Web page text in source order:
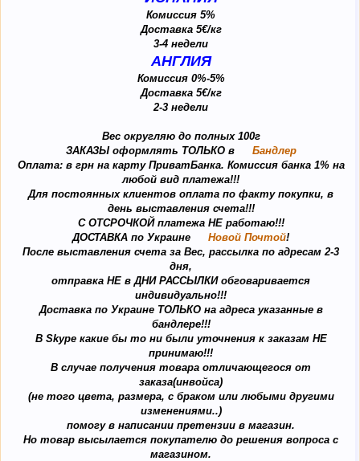
Комиссия 5%
Доставка 5€/кг
3-4 недели
АНГЛИЯ
Комиссия 0%-5%
Доставка 5€/кг
2-3 недели
Вес округляю до полных 100г
ЗАКАЗЫ оформлять ТОЛЬКО в
Бандлер
Оплата: в грн на карту ПриватБанка. Комиссия банка 1% на
любой вид платежа!!!
Для постоянных клиентов оплата по факту покупки, в
день выставления счета!!!
С ОТСРОЧКОЙ платежа НЕ работаю!!!
ДОСТАВКА по Украине
Новой Почтой!
После выставления счета за Вес, рассылка по адресам 2-3
дня,
отправка НЕ в ДНИ РАССЫЛКИ обговаривается
индивидуально!!!
Доставка по Украине ТОЛЬКО на адреса указанные в
бандлере!!!
В Skype какие бы то ни были уточнения к заказам НЕ
принимаю!!!
В случае получения товара отличающегося от
заказа(инвойса)
(не того цвета, размера, с браком или любыми другими
изменениями..)
помогу в написании претензии в магазин.
Но товар высылается покупателю до решения вопроса с
магазином.